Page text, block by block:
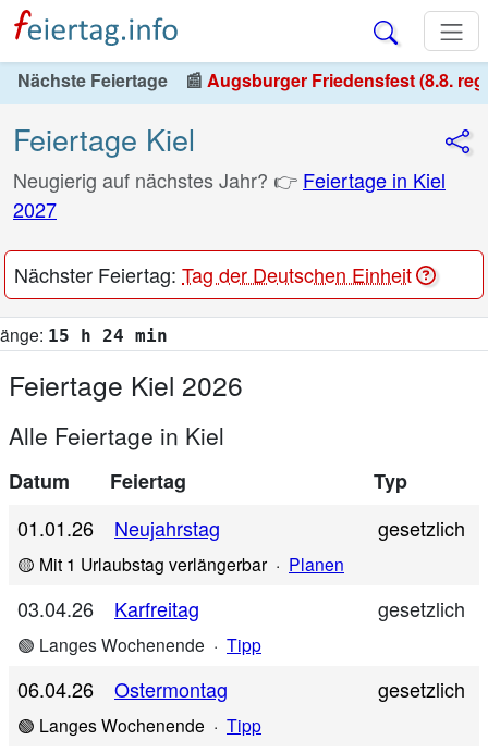
Nächste Feiertage 📰 Augsburger Friedensfest (8.8.
Feiertage Kiel
Neugierig auf nächstes Jahr? 👉 Feiertage in Kiel
2027
Nächster Feiertag: Tag der Deutschen Einheit
Feiertage Kiel 2026
Alle Feiertage in Kiel
Datum Feiertag
Typ
01.01.26
Neujahrstag gesetzlich
🟡 Mit 1 Urlaubstag verlängerbar · Planen
03.04.26 Karfreitag gesetzlich
🟢 Langes Wochenende · Tipp
06.04.26 Ostermontag gesetzlich
🟢 Langes Wochenende · Tipp